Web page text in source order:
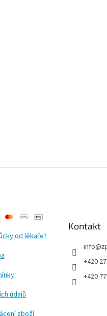
od lékaře?
údajů
zboží
Kontakt
info@
+420
+420